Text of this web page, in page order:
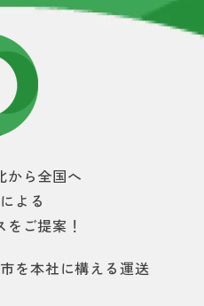
から全国へ
による
をご提案！
を本社に構える運送